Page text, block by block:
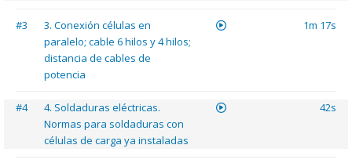
#3
3. Conexión células en
paralelo; cable 6 hilos y 4 hilos;
distancia de cables de
potencia
1m 17s
#4
4. Soldaduras eléctricas.
Normas para soldaduras con
células de carga ya instaladas
42s